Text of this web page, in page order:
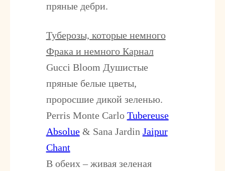
пряные дебри.
Туберозы, которые немного
Фрака и немного Карнал
Gucci Bloom Душистые
пряные белые цветы,
проросшие дикой зеленью.
Perris Monte Carlo Tubereuse
Absolue& Sana Jardin Jaipur
Chant
В обеих – живая зеленая